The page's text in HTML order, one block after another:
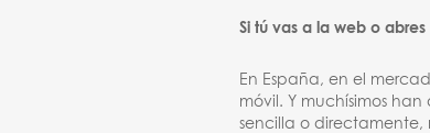
Si tú vas a la web o
En España, en el
móvil. Y muchísimos
sencilla o directamente,